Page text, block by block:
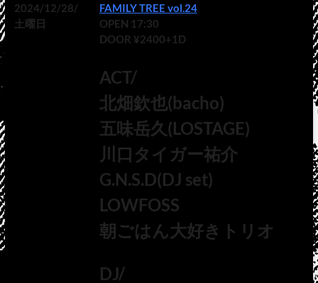
2024/12/28/
土曜日
FAMILY TREE vol.24
OPEN 17:30
DOOR ¥2400+1D
ACT/
北畑欽也(bacho)
五味岳久(LOSTAGE)
川口タイガー祐介
G.N.S.D(DJ set)
LOWFOSS
朝ごはん大好きトリオ
DJ/